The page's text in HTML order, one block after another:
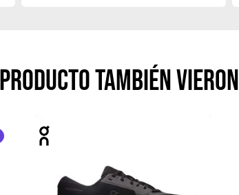
TAMBIÉN VIERON